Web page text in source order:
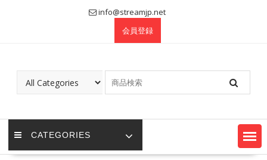
info@streamjp.net
会員登録
CATEGORIES